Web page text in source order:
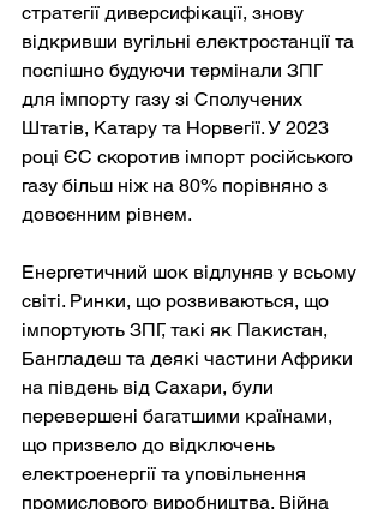
стратегії диверсифікації, знову
відкривши вугільні електростанції та
поспішно будуючи термінали ЗПГ
для імпорту газу зі Сполучених
Штатів, Катару та Норвегії. У 2023
році ЄС скоротив імпорт російського
газу більш ніж на 80% порівняно з
довоєнним рівнем.
Енергетичний шок відлуняв у всьому
світі. Ринки, що розвиваються, що
імпортують ЗПГ, такі як Пакистан,
Бангладеш та деякі частини Африки
на південь від Сахари, були
перевершені багатшими країнами,
що призвело до відключень
електроенергії та уповільнення
промислового виробництва. Війна